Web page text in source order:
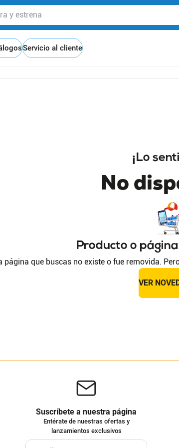
estrena
Servicio al cliente
¡Lo
No
Producto o
página que buscas no existe o fue removida.
VER
Suscríbete a nuestra página
Entérate de nuestras ofertas y
lanzamientos exclusivos